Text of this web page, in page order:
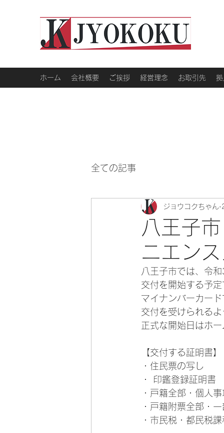
ホーム 会社概要 ご挨拶 経営理念 お取引先
全ての記事
八王子
ニエン
ジョウコクちゃん
八王子市では、令
交付を開始する予
マイナンバーカー
交付を受けられる
正式な開始日はホ
【交付する証明書】
・住民票の写し
・ 印鑑登録証明書
・戸籍全部・個人
・戸籍附票全部・
・市民税・都民税